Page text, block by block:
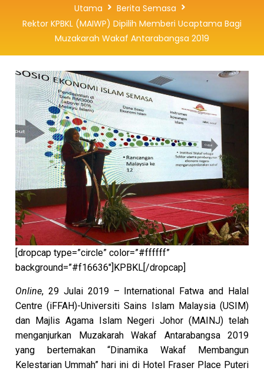
Utama
Berita Semasa
Rektor KPBKL (MAIWP) Dipilih Memberi Ucaptama Bagi
Muzakarah Wakaf Antarabangsa 2019
[dropcap type=”circle” color=”#ffffff”
background=”#f16636″]KPBKL[/dropcap]
Online, 29 Julai 2019 – International Fatwa and Halal
Centre (iFFAH)-Universiti Sains Islam Malaysia (USIM)
dan Majlis Agama Islam Negeri Johor (MAINJ) telah
menganjurkan Muzakarah Wakaf Antarabangsa 2019
yang bertemakan “Dinamika Wakaf Membangun
Kelestarian Ummah” hari ini di Hotel Fraser Place Puteri